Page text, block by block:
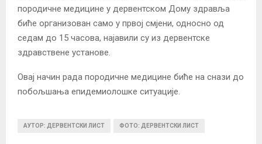
породичне медицине у дервентском Дому здравља
биће организован само у првој смјени, односно од
седам до 15 часова, најавили су из дервентске
здравствене установе.
Овај начин рада породичне медицине биће на снази до
побољшања епидемиолошке ситуације.
АУТОР: ДЕРВЕНТСКИ ЛИСТ ФОТО: ДЕРВЕНТСКИ ЛИСТ